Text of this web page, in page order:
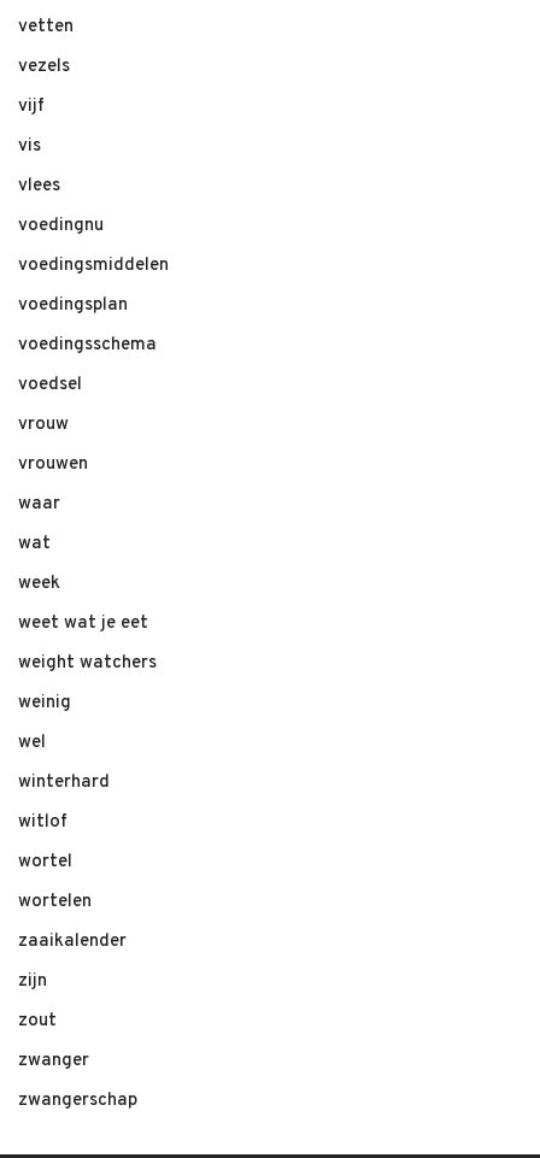
vetten
vezels
vijf
vis
vlees
voedingnu
voedingsmiddelen
voedingsplan
voedingsschema
voedsel
vrouw
vrouwen
waar
wat
week
weet wat je eet
weight watchers
weinig
wel
winterhard
witlof
wortel
wortelen
zaaikalender
zijn
zout
zwanger
zwangerschap